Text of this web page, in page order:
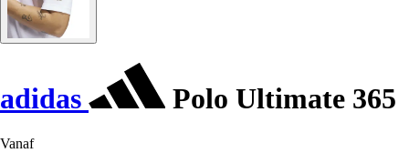
adidas Polo Ultimate 365
Vanaf